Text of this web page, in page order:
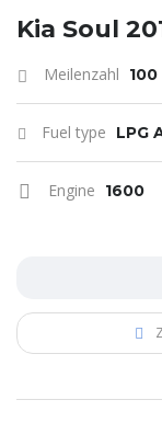
Kia Soul
Meilenzahl
Fuel type LPG
Engine 1600